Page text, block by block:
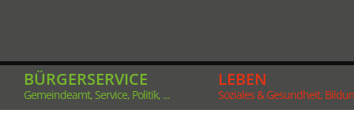
BÜRGERSERVICE
Gemeindeamt, Service, Politik, ...
LEBEN
Soziales & Gesundheit,